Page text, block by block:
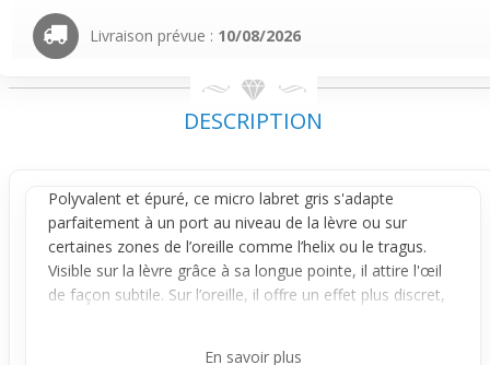
Livraison prévue : 10/08/2026
DESCRIPTION
Polyvalent et épuré, ce micro labret gris s'adapte
parfaitement à un port au niveau de la lèvre ou sur
certaines zones de l’oreille comme l’helix ou le tragus.
Visible sur la lèvre grâce à sa longue pointe, il attire l'œil
de façon subtile. Sur l’oreille, il offre un effet plus discret,
En savoir plus